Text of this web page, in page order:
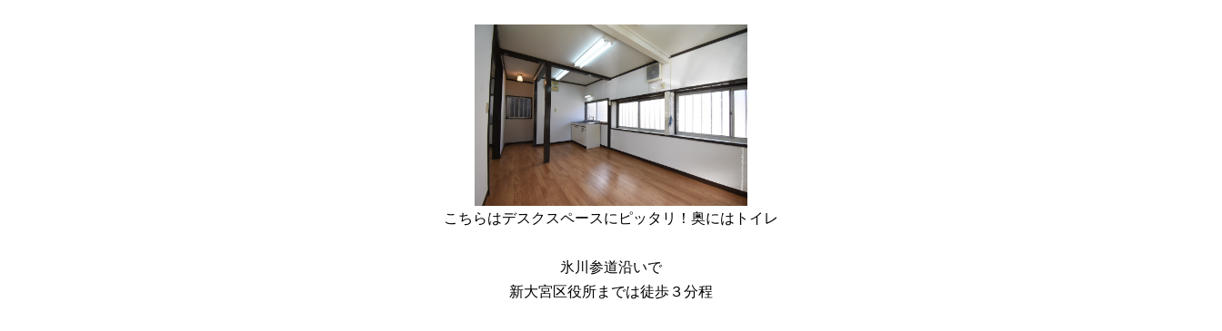
こちらはデスクスペースにピッタリ！奥にはトイレ
氷川参道沿いで
新大宮区役所までは徒歩３分程